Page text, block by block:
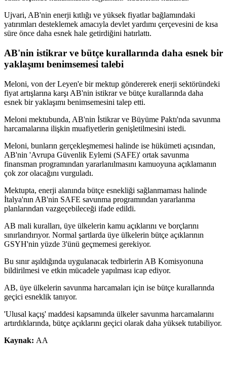
Ujvari, AB'nin enerji kıtlığı ve yüksek fiyatlar bağlamındaki
yatırımları desteklemek amacıyla devlet yardımı çerçevesini de kısa
süre önce daha esnek hale getirdiğini hatırlattı.
AB'nin istikrar ve bütçe kurallarında daha esnek bir
yaklaşımı benimsemesi talebi
Meloni, von der Leyen'e bir mektup göndererek enerji sektöründeki
fiyat artışlarına karşı AB'nin istikrar ve bütçe kurallarında daha
esnek bir yaklaşımı benimsemesini talep etti.
Meloni mektubunda, AB'nin İstikrar ve Büyüme Paktı'nda savunma
harcamalarına ilişkin muafiyetlerin genişletilmesini istedi.
Meloni, bunların gerçekleşmemesi halinde ise hükümeti açısından,
AB'nin 'Avrupa Güvenlik Eylemi (SAFE)' ortak savunma
finansman programından yararlanılmasını kamuoyuna açıklamanın
çok zor olacağını vurguladı.
Mektupta, enerji alanında bütçe esnekliği sağlanmaması halinde
İtalya'nın AB'nin SAFE savunma programından yararlanma
planlarından vazgeçebileceği ifade edildi.
AB mali kuralları, üye ülkelerin kamu açıklarını ve borçlarını
sınırlandırıyor. Normal şartlarda üye ülkelerin bütçe açıklarının
GSYH'nin yüzde 3'ünü geçmemesi gerekiyor.
Bu sınır aşıldığında uygulanacak tedbirlerin AB Komisyonuna
bildirilmesi ve etkin mücadele yapılması icap ediyor.
AB, üye ülkelerin savunma harcamaları için ise bütçe kurallarında
geçici esneklik tanıyor.
'Ulusal kaçış' maddesi kapsamında ülkeler savunma harcamalarını
artırdıklarında, bütçe açıklarını geçici olarak daha yüksek tutabiliyor.
Kaynak: AA